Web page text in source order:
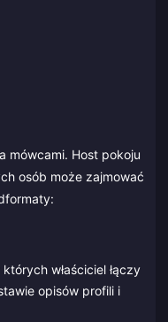
mówcami. Host pokoju
osób może zajmować
właściciel łączy
opisów profili i